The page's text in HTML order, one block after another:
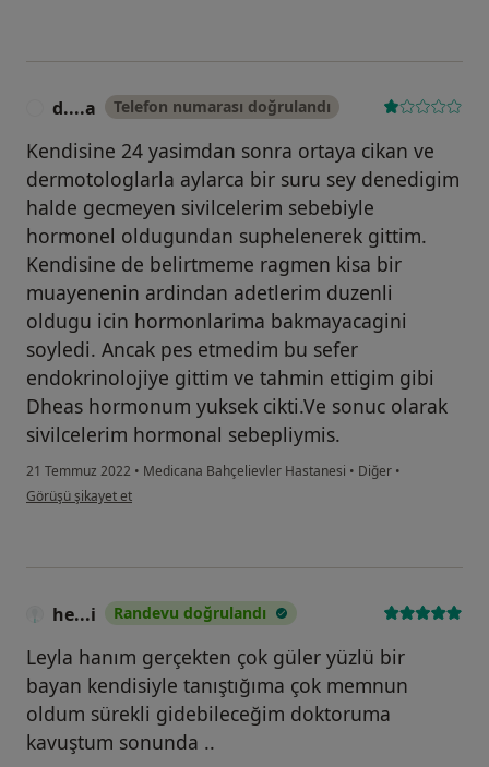
d....a Telefon numarası doğrulandı
Kendisine 24 yasimdan sonra ortaya cikan ve
dermotologlarla aylarca bir suru sey denedigim
halde gecmeyen sivilcelerim sebebiyle
hormonel oldugundan suphelenerek gittim.
Kendisine de belirtmeme ragmen kisa bir
muayenenin ardindan adetlerim duzenli
oldugu icin hormonlarima bakmayacagini
soyledi. Ancak pes etmedim bu sefer
endokrinolojiye gittim ve tahmin ettigim gibi
Dheas hormonum yuksek cikti.Ve sonuc olarak
sivilcelerim hormonal sebepliymis.
21 Temmuz 2022 • Medicana Bahçelievler Hastanesi • Diğer •
kullanıcının görüşüne göre d....a
Görüşü şikayet et
he...i Randevu doğrulandı
Leyla hanım gerçekten çok güler yüzlü bir
bayan kendisiyle tanıştığıma çok memnun
oldum sürekli gidebileceğim doktoruma
kavuştum sonunda ..